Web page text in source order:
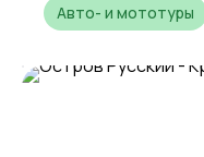
Авто- и мототуры